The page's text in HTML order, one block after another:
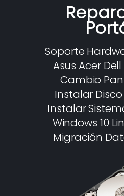
Soporte
Asus Acer
Cambio
Instalar Disco
Instalar
Windows 10
Migración